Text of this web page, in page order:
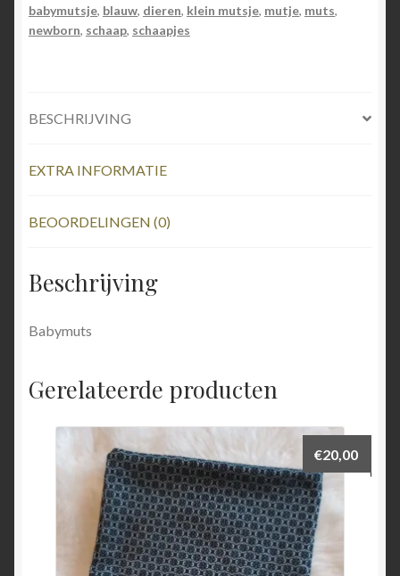
babymutsje, blauw, dieren, klein mutsje, mutje, muts,
newborn, schaap, schaapjes
BESCHRIJVING
EXTRA INFORMATIE
BEOORDELINGEN (0)
Beschrijving
Babymuts
Gerelateerde producten
€20,00